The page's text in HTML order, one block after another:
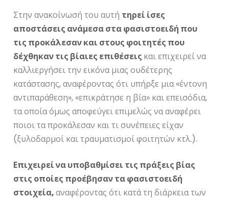
Στην ανακοίνωσή του αυτή τηρεί ίσες
αποστάσεις ανάμεσα στα φασιστοειδή που
τις προκάλεσαν και στους φοιτητές που
δέχθηκαν τις βίαιες επιθέσεις και επιχειρεί να
καλλιεργήσει την εικόνα μιας ουδέτερης
κατάστασης, αναφέροντας ότι υπήρξε μια «έντονη
αντιπαράθεση», «επικράτησε η βία» και επεισόδια,
τα οποία όμως αποφεύγει επιμελώς να αναφέρει
ποιοι τα προκάλεσαν και τι συνέπειες είχαν
(ξυλοδαρμοί και τραυματισμοί φοιτητών κτλ.).
Επιχειρεί να υποβαθμίσει τις πράξεις βίας
στις οποίες προέβησαν τα φασιστοειδή
στοιχεία,αναφέροντας ότι κατά τη διάρκεια των